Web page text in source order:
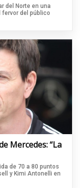
del Norte en una
del público
Mercedes: “La
de 70 a 80 puntos
y Kimi Antonelli en